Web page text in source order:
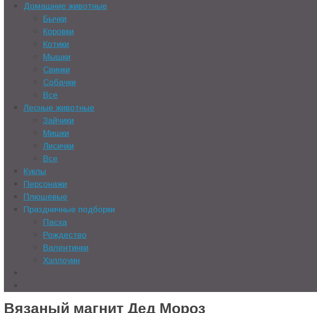
Домашние животные
Бычки
Коровки
Котики
Мышки
Свинки
Собачки
Все
Лесные животные
Зайчики
Мишки
Лисички
Все
Куклы
Персонажи
Плюшевые
Праздничные подборки
Пасха
Рождество
Валентинки
Хэллоуин
Вязаный магнит Дед Мороз